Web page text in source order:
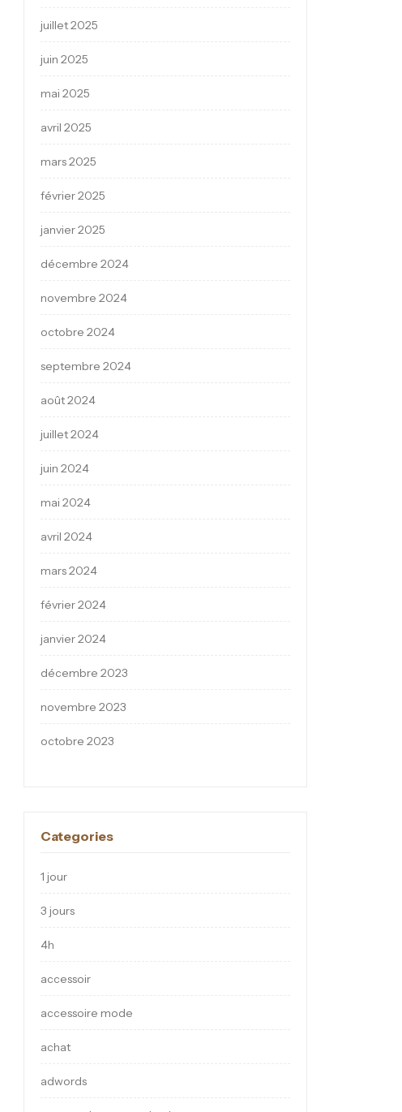
juillet 2025
juin 2025
mai 2025
avril 2025
mars 2025
février 2025
janvier 2025
décembre 2024
novembre 2024
octobre 2024
septembre 2024
août 2024
juillet 2024
juin 2024
mai 2024
avril 2024
mars 2024
février 2024
janvier 2024
décembre 2023
novembre 2023
octobre 2023
Categories
1 jour
3 jours
4h
accessoir
accessoire mode
achat
adwords